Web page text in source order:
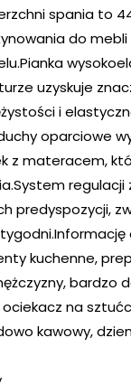
spania to
do
uzyskuje
i
oparciowe
z materacem,
predyspozycji,
kuchenne,
bardzo
ociekacz na
kawowy,